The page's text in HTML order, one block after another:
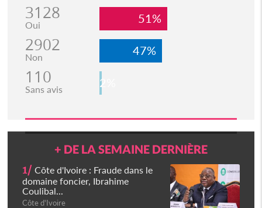
3128
Oui 51%
2902
Non 47%
110
Sans avis 2%
+ DE LA SEMAINE DERNIÈRE
1/ Côte d'Ivoire : Fraude dans le
domaine foncier, Ibrahime
Coulibal...
Côte d'Ivoire